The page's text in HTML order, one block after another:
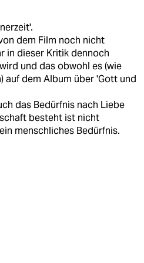
dem Film noch nicht
in dieser Kritik dennoch
und das obwohl es (wie
auf dem Album über 'Gott und
das Bedürfnis nach Liebe
besteht ist nicht
menschliches Bedürfnis.